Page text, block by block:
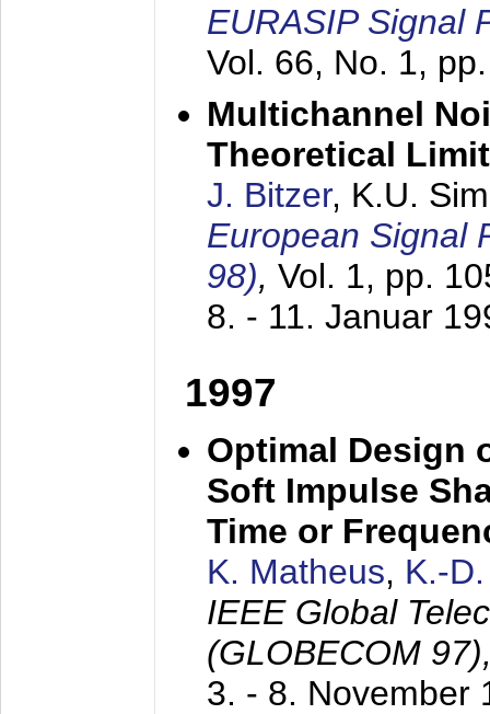
EURASIP Signal
Vol. 66, No. 1,
Multichannel
Theoretical
J. Bitzer, K.U.
European Signal
98), Vol. 1, pp.
8. - 11. Januar
1997
Optimal Design
Soft Impulse
Time or
K. Matheus, K.-
IEEE Global
(GLOBECOM
3. - 8. November